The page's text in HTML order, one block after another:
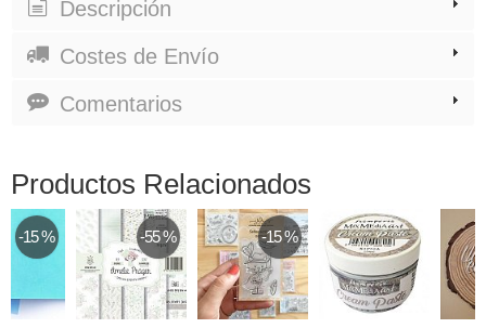
Descripción
Costes de Envío
Comentarios
Productos Relacionados
-55 % -15 %